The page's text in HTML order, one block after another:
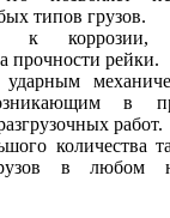
типов грузов.
к коррозии,
прочности рейки.
в
работ.
количества
в любом